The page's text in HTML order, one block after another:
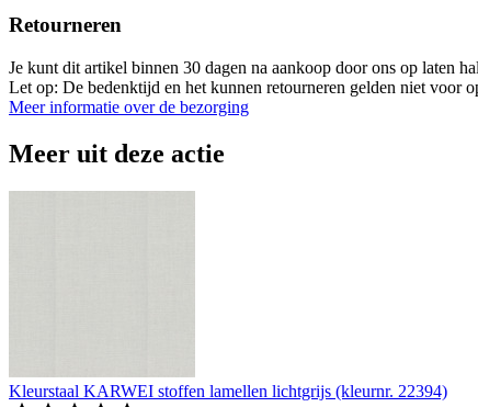
Retourneren
Je kunt dit artikel binnen 30 dagen na aankoop door ons op laten
Let op: De bedenktijd en het kunnen retourneren gelden niet voor
Meer informatie over de bezorging
Meer uit deze actie
Kleurstaal KARWEI stoffen lamellen lichtgrijs (kleurnr. 22394)